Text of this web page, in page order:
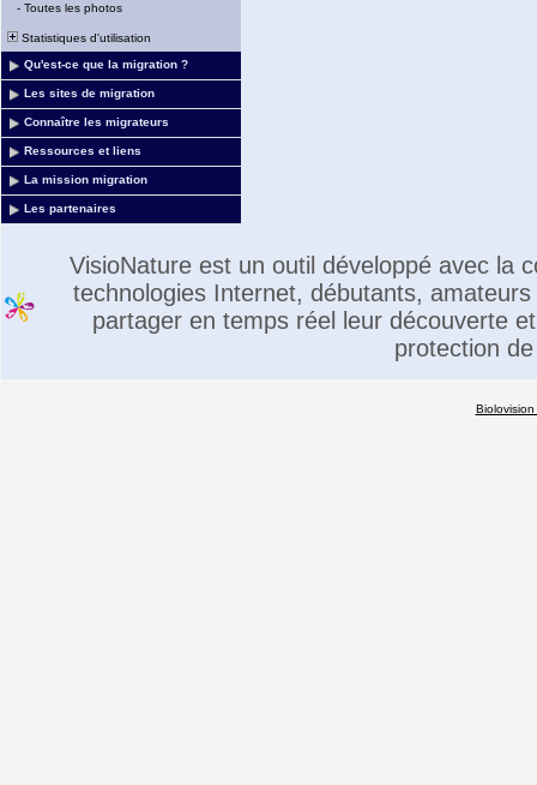
- Toutes les photos
Statistiques d'utilisation
Qu'est-ce que la migration ?
Les sites de migration
Connaître les migrateurs
Ressources et liens
La mission migration
Les partenaires
VisioNature est un outil développé avec la
technologies Internet, débutants,
partager en temps réel leur découverte
protection
Biolovision